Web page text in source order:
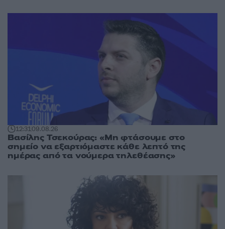
12:3109.08.26
Βασίλης Τσεκούρας: «Μη φτάσουμε στο
σημείο να εξαρτιόμαστε κάθε λεπτό της
ημέρας από τα νούμερα τηλεθέασης»